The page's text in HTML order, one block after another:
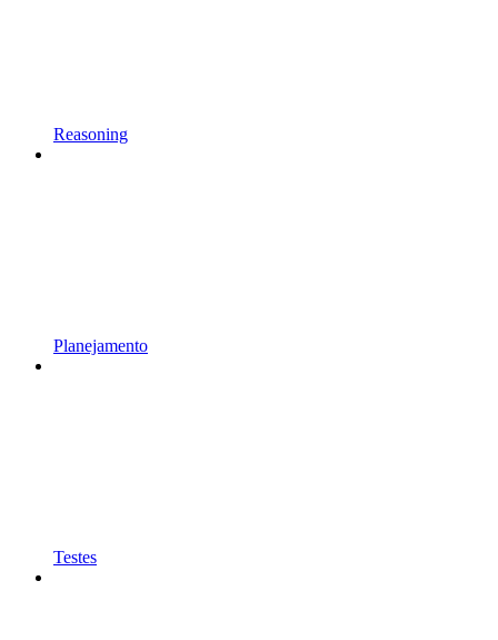
Reasoning
Planejamento
Testes